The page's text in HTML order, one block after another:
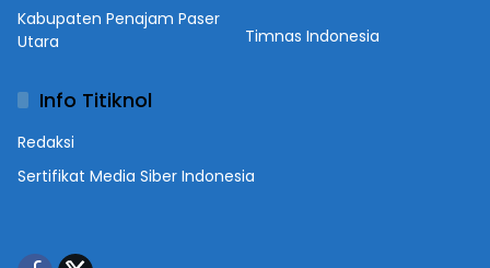
Kabupaten Penajam Paser
Utara
Timnas Indonesia
Info Titiknol
Redaksi
Sertifikat Media Siber Indonesia